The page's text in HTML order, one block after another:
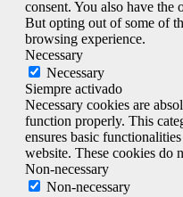
consent. You also have the
But opting out of some of
browsing experience.
Necessary
Necessary
Siempre activado
Necessary cookies are
function properly. This
ensures basic
website. These cookies do
Non-necessary
Non-necessary